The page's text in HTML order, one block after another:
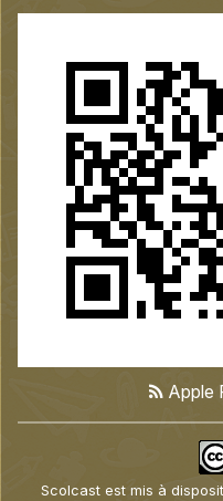
Apple
Scolcast est mis à